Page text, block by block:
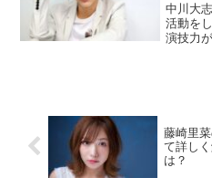
中川大
活動を
演技力
藤崎里
て詳し
は？